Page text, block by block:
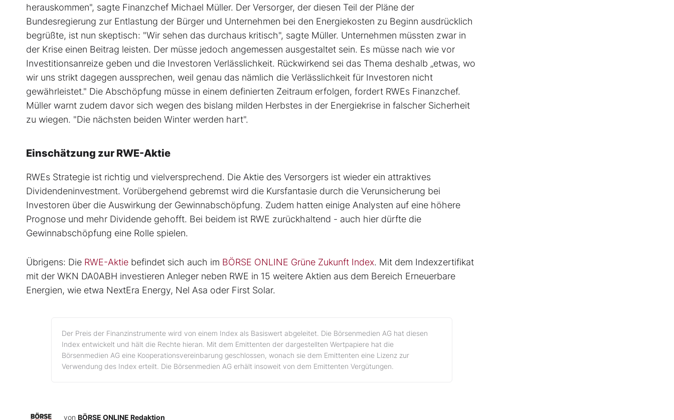
herauskommen", sagte Finanzchef Michael Müller. Der Versorger, der diesen Teil der Pläne der
Bundesregierung zur Entlastung der Bürger und Unternehmen bei den Energiekosten zu Beginn ausdrücklich
begrüßte, ist nun skeptisch: "Wir sehen das durchaus kritisch", sagte Müller. Unternehmen müssten zwar in
der Krise einen Beitrag leisten. Der müsse jedoch angemessen ausgestaltet sein. Es müsse nach wie vor
Investitionsanreize geben und die Investoren Verlässlichkeit. Rückwirkend sei das Thema deshalb „etwas, wo
wir uns strikt dagegen aussprechen, weil genau das nämlich die Verlässlichkeit für Investoren nicht
gewährleistet." Die Abschöpfung müsse in einem definierten Zeitraum erfolgen, fordert RWEs Finanzchef.
Müller warnt zudem davor sich wegen des bislang milden Herbstes in der Energiekrise in falscher Sicherheit
zu wiegen. "Die nächsten beiden Winter werden hart".
Einschätzung zur RWE-Aktie
RWEs Strategie ist richtig und vielversprechend. Die Aktie des Versorgers ist wieder ein attraktives
Dividendeninvestment. Vorübergehend gebremst wird die Kursfantasie durch die Verunsicherung bei
Investoren über die Auswirkung der Gewinnabschöpfung. Zudem hatten einige Analysten auf eine höhere
Prognose und mehr Dividende gehofft. Bei beidem ist RWE zurückhaltend - auch hier dürfte die
Gewinnabschöpfung eine Rolle spielen.
Übrigens: Die RWE-Aktie befindet sich auch im BÖRSE ONLINE Grüne Zukunft Index. Mit dem Indexzertifikat
mit der WKN DA0ABH investieren Anleger neben RWE in 15 weitere Aktien aus dem Bereich Erneuerbare
Energien, wie etwa NextEra Energy, Nel Asa oder First Solar.
Der Preis der Finanzinstrumente wird von einem Index als Basiswert abgeleitet. Die Börsenmedien AG hat diesen
Index entwickelt und hält die Rechte hieran. Mit dem Emittenten der dargestellten Wertpapiere hat die
Börsenmedien AG eine Kooperationsvereinbarung geschlossen, wonach sie dem Emittenten eine Lizenz zur
Verwendung des Index erteilt. Die Börsenmedien AG erhält insoweit von dem Emittenten Vergütungen.
von BÖRSE ONLINE Redaktion